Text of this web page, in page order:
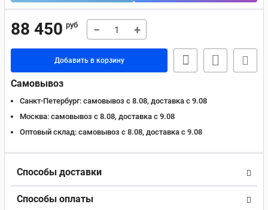
88 450 руб − +
Добавить в корзину
Самовывоз
Санкт-Петербург: самовывоз с 8.08, доставка c 9.08
Москва: самовывоз с 8.08, доставка c 9.08
Оптовый склад: самовывоз с 8.08, доставка c 9.08
Способы доставки
Способы оплаты